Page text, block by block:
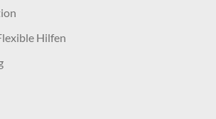
Hilfen